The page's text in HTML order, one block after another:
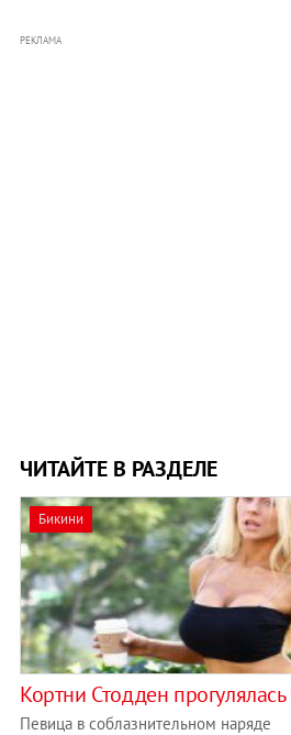
РЕКЛАМА
ЧИТАЙТЕ В РАЗДЕЛЕ
Бикини
Кортни Стодден
Певица в соблазнительном наряде